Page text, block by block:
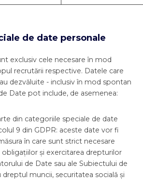
de date personale
exclusiv cele necesare în mod
recrutării respective. Datele care
dezvăluite - inclusiv în mod spontan
Date pot include, de asemenea:
din categoriile speciale de date
9 din GDPR: aceste date vor fi
în care sunt strict necesare
și exercitarea drepturilor
de Date sau ale Subiectului de
muncii, securitatea socială și